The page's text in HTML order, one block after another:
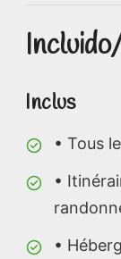
Inclus
• Tous
•
•